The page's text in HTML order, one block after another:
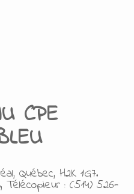
CPE
Québec, H2K 1G7.
Télécopieur : (514) 526-